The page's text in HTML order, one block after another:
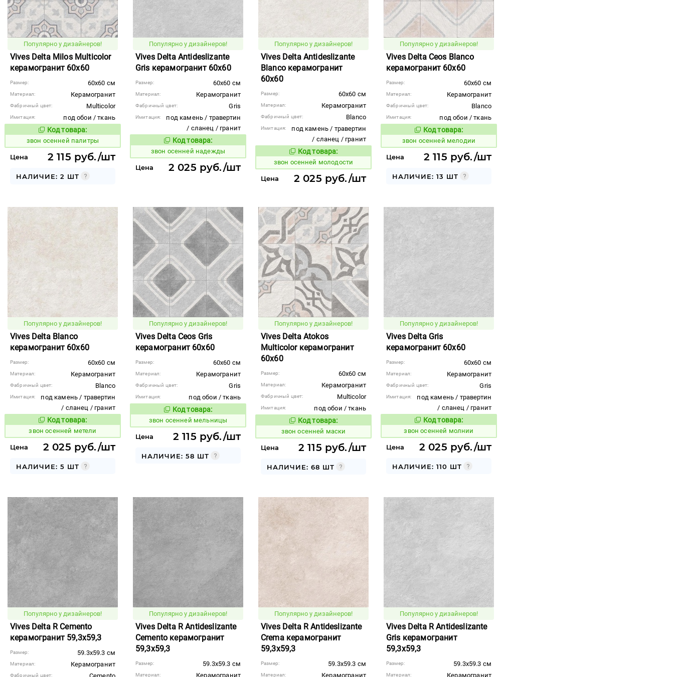
Популярно у дизайнеров!
Vives Delta Milos Multicolor
керамогранит 60x60
Размер: 60x60 см
Материал: Керамогранит
Фабричный цвет: Multicolor
Имитация:
под обои / ткань
Код товара:
461566 Код товара:
звон осенней палитры
Цена 2 115 руб./шт
НАЛИЧИЕ: 2 ШТ
Популярно у дизайнеров!
Vives Delta Antideslizante
Gris керамогранит 60x60
Размер: 60x60 см
Материал: Керамогранит
Фабричный цвет: Gris
Имитация:
под камень / травертин
/ сланец / гранит
Код товара:
461557 Код товара:
звон осенней надежды
Цена 2 025 руб./шт
Популярно у дизайнеров!
Vives Delta Antideslizante
Blanco керамогранит
60x60
Размер: 60x60 см
Материал: Керамогранит
Фабричный цвет: Blanco
Имитация:
под камень / травертин
/ сланец / гранит
Код товара:
461554 Код товара:
звон осенней молодости
Цена 2 025 руб./шт
Популярно у дизайнеров!
Vives Delta Ceos Blanco
керамогранит 60x60
Размер: 60x60 см
Материал: Керамогранит
Фабричный цвет: Blanco
Имитация:
под обои / ткань
Код товара:
461548 Код товара:
звон осенней мелодии
Цена 2 115 руб./шт
НАЛИЧИЕ: 13 ШТ
Популярно у дизайнеров!
Vives Delta Blanco
керамогранит 60x60
Размер: 60x60 см
Материал: Керамогранит
Фабричный цвет: Blanco
Имитация:
под камень / травертин
/ сланец / гранит
Код товара:
461550 Код товара:
звон осенней метели
Цена 2 025 руб./шт
НАЛИЧИЕ: 5 ШТ
Популярно у дизайнеров!
Vives Delta Ceos Gris
керамогранит 60x60
Размер: 60x60 см
Материал: Керамогранит
Фабричный цвет: Gris
Имитация:
под обои / ткань
Код товара:
461549 Код товара:
звон осенней мельницы
Цена 2 115 руб./шт
НАЛИЧИЕ: 58 ШТ
Популярно у дизайнеров!
Vives Delta Atokos
Multicolor керамогранит
60x60
Размер: 60x60 см
Материал: Керамогранит
Фабричный цвет: Multicolor
Имитация:
под обои / ткань
Код товара:
461547 Код товара:
звон осенней маски
Цена 2 115 руб./шт
НАЛИЧИЕ: 68 ШТ
Популярно у дизайнеров!
Vives Delta Gris
керамогранит 60x60
Размер: 60x60 см
Материал: Керамогранит
Фабричный цвет: Gris
Имитация:
под камень / травертин
/ сланец / гранит
Код товара:
461553 Код товара:
звон осенней молнии
Цена 2 025 руб./шт
НАЛИЧИЕ: 110 ШТ
Популярно у дизайнеров!
Vives Delta R Cemento
керамогранит 59,3x59,3
Размер: 59.3x59.3 см
Материал: Керамогранит
Фабричный цвет:
Популярно у дизайнеров!
Vives Delta R Antideslizante
Cemento керамогранит
59,3x59,3
Размер: 59.3x59.3 см
Материал: Керамогранит
Популярно у дизайнеров!
Vives Delta R Antideslizante
Crema керамогранит
59,3x59,3
Размер: 59.3x59.3 см
Материал: Керамогранит
Популярно у дизайнеров!
Vives Delta R Antideslizante
Gris керамогранит
59,3x59,3
Размер: 59.3x59.3 см
Материал: Керамогранит